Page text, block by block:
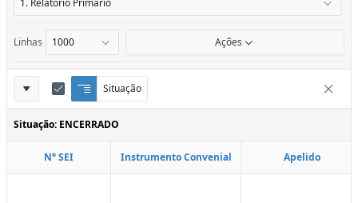
Linhas Ações
Definições
do
Relatório
Situação
Q
u
e
b
E
d
i
t
Situação: ENCERRADO
N° SEI Instrumento Convenial Apelido